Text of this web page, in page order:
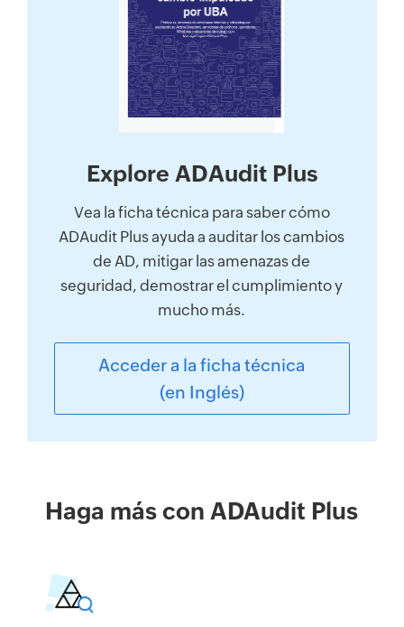
Explore ADAudit Plus
Vea la ficha técnica para saber cómo
ADAudit Plus ayuda a auditar los cambios
de AD, mitigar las amenazas de
seguridad, demostrar el cumplimiento y
mucho más.
Acceder a la ficha técnica
(en Inglés)
Haga más con ADAudit Plus